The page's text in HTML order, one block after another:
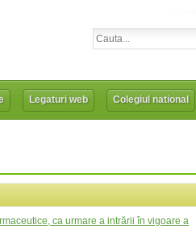
Legaturi web Colegiul national
ca urmare a intrării în vigoare a